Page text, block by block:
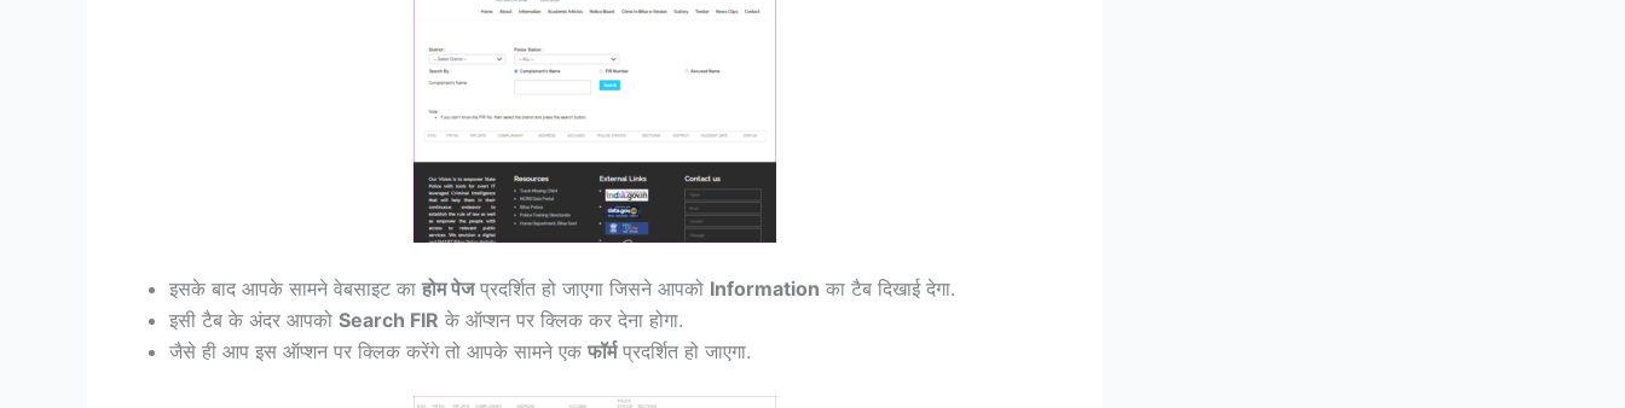
इसके बाद आपके सामने वेबसाइट का होम पेजप्रदर्शित हो जाएगा जिसने आपको Information का टैब दिखाई देगा.
इसी टैब के अंदर आपको Search FIR के ऑप्शन पर क्लिक कर देना होगा.
जैसे ही आप इस ऑप्शन पर क्लिक करेंगे तो आपके सामने एक फॉर्मप्रदर्शित हो जाएगा.